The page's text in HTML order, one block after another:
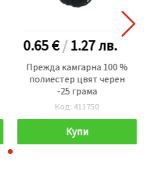
0.65 €/1.27лв.
Прежда камгарна 100 %
полиестер цвят черен
-25 грама
Код: 411750
Купи